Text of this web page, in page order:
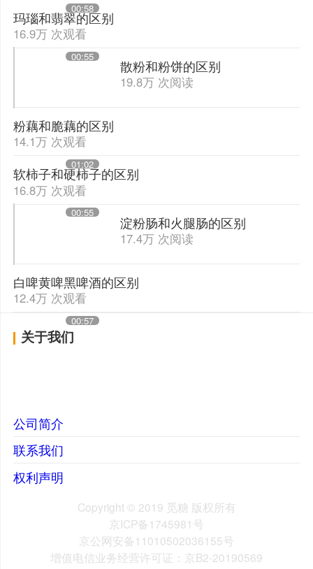
00:58
00:55
玛瑙和翡翠的区别
16.9万 次观看
散粉和粉饼的区别
19.8万 次阅读
01:02
粉藕和脆藕的区别
14.1万 次观看
00:55
软柿子和硬柿子的区别
16.8万 次观看
淀粉肠和火腿肠的区别
17.4万 次阅读
00:57
白啤黄啤黑啤酒的区别
12.4万 次观看
关于我们
公司简介
联系我们
权利声明
Copyright © 2019 觅糖 版权所有
京ICP备1745981号
京公网安备11010502036155号
增值电信业务经营许可证：京B2-20190569